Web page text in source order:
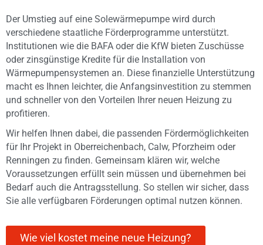
Der Umstieg auf eine Solewärmepumpe wird durch
verschiedene staatliche Förderprogramme unterstützt.
Institutionen wie die BAFA oder die KfW bieten Zuschüsse
oder zinsgünstige Kredite für die Installation von
Wärmepumpensystemen an. Diese finanzielle Unterstützung
macht es Ihnen leichter, die Anfangsinvestition zu stemmen
und schneller von den Vorteilen Ihrer neuen Heizung zu
profitieren.
Wir helfen Ihnen dabei, die passenden Fördermöglichkeiten
für Ihr Projekt in Oberreichenbach, Calw, Pforzheim oder
Renningen zu finden. Gemeinsam klären wir, welche
Voraussetzungen erfüllt sein müssen und übernehmen bei
Bedarf auch die Antragsstellung. So stellen wir sicher, dass
Sie alle verfügbaren Förderungen optimal nutzen können.
Wie viel kostet meine neue Heizung?